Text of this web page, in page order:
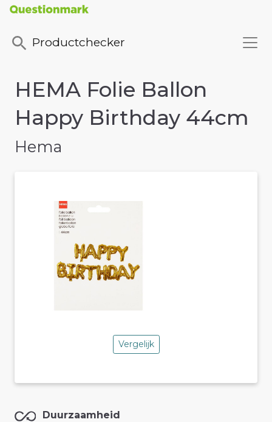
Productchecker
HEMA Folie Ballon
Happy Birthday 44cm
Hema
Vergelijk
Duurzaamheid